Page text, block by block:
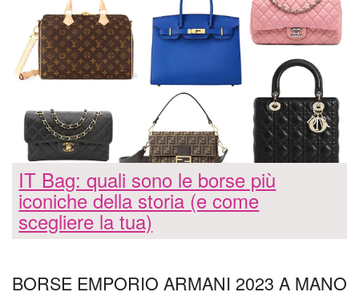
IT Bag: quali sono le borse più
iconiche della storia (e come
scegliere la tua)
BORSE EMPORIO ARMANI 2023 A MANO